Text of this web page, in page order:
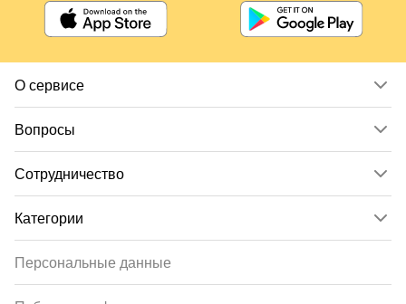
О сервисе
Вопросы
Сотрудничество
Категории
Персональные данные